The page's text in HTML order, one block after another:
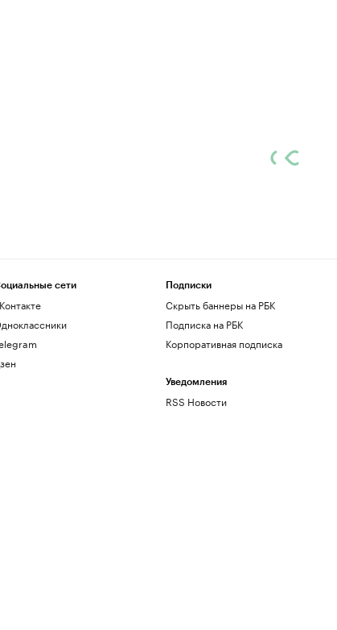
сети Подписки
Скрыть баннеры на РБК
Подписка на РБК
Корпоративная подписка
Уведомления
RSS Новости